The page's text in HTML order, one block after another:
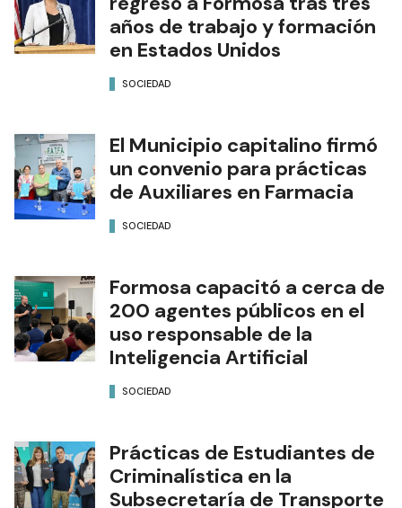
NOTAS RELACIONADAS
María Alejandra Mareco
regresó a Formosa tras tres
años de trabajo y formación
SOCIEDAD
El Municipio capitalino firmó
un convenio para prácticas
SOCIEDAD
Formosa capacitó a cerca de
200 agentes públicos en el
uso responsable de la
SOCIEDAD